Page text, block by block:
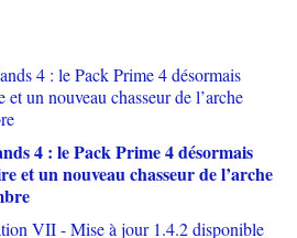
4 : le Pack Prime 4 désormais
et un nouveau chasseur de l’arche